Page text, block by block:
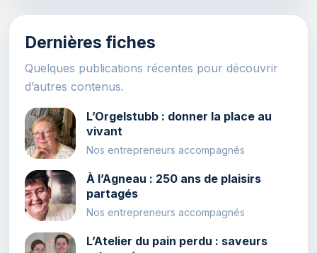
Dernières fiches
Quelques publications récentes pour découvrir
d’autres contenus.
L’Orgelstubb : donner la place au
vivant
Nos entrepreneurs accompagnés
À l’Agneau : 250 ans de plaisirs
partagés
Nos entrepreneurs accompagnés
L’Atelier du pain perdu : saveurs